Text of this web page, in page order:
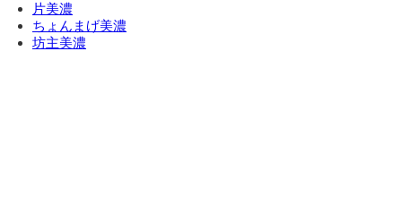
片美濃
ちょんまげ美濃
坊主美濃